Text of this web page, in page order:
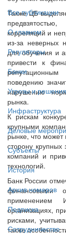
Все публикации
О главном
Регуляторы
Банки
Угрозы и решения
Инфраструктура
Деловые
Субъекты
История
Архив номеров
Подписка
Сотрудничество
Также ЦБ
корреляций и
из-за неверных
для обучения и
привести к
поведению
нарушению
рынка.
К рискам
крупными
рынке, что
сторону крупных
компаний и
технологий.
Банк России
финансовыми
организациях,
рисками,
также